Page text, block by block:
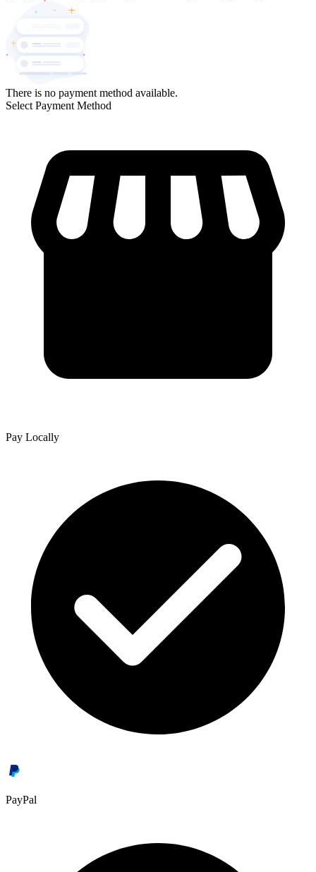
There is no payment method available.
Select Payment Method
Pay Locally
PayPal